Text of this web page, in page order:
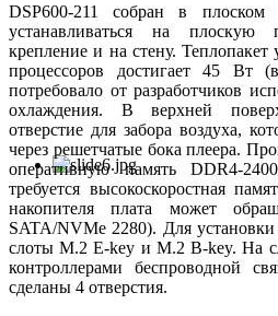
DSP600-211 собран в плоском
устанавливаться на плоскую
крепление и на стену. Теплопакет
процессоров достигает 45 Вт
потребовало от разработчиков
охлаждения. В верхней
отверстие для забора воздуха,
через решетчатые бока плеера.
оперативную память DDR4-
требуется высокоскоростная
накопителя плата может
SATA/NVMe 2280). Для
слоты M.2 E-key и M.2 B-key. На
контроллерами беспроводной
сделаны 4 отверстия.